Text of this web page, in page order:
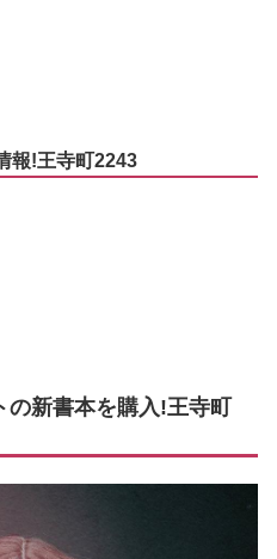
報!王寺町2243
の新書本を購入!王寺町